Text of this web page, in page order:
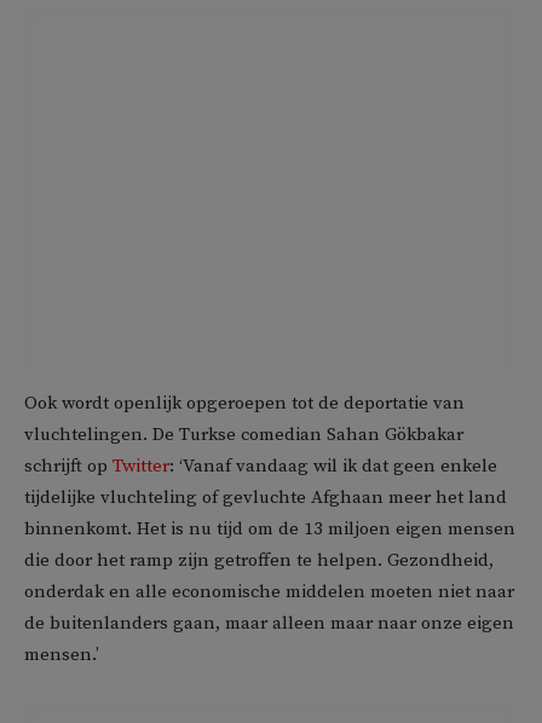
Ook wordt openlijk opgeroepen tot de deportatie van
vluchtelingen. De Turkse comedian Sahan Gökbakar
schrijft op Twitter: ‘Vanaf vandaag wil ik dat geen enkele
tijdelijke vluchteling of gevluchte Afghaan meer het land
binnenkomt. Het is nu tijd om de 13 miljoen eigen mensen
die door het ramp zijn getroffen te helpen. Gezondheid,
onderdak en alle economische middelen moeten niet naar
de buitenlanders gaan, maar alleen maar naar onze eigen
mensen.’